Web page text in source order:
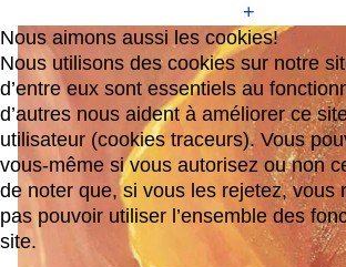
+
Nous aimons aussi les cookies!
Nous utilisons des cookies sur notre
d’entre eux sont essentiels au
d’autres nous aident à améliorer ce
utilisateur (cookies traceurs). Vous
vous-même si vous autorisez ou non
de noter que, si vous les rejetez, vous
pas pouvoir utiliser l’ensemble des
site.